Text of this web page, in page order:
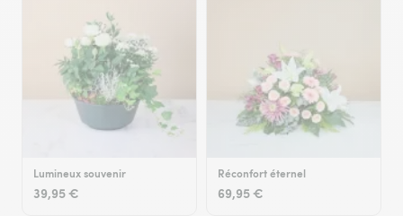
Lumineux souvenir
39,95 €
Réconfort éternel
69,95 €